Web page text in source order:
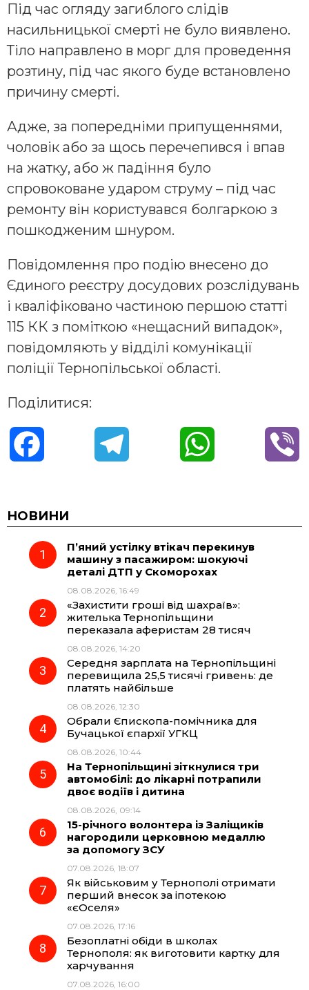
Під час огляду загиблого слідів
насильницької смерті не було виявлено.
Тіло направлено в морг для проведення
розтину, під час якого буде встановлено
причину смерті.
Адже, за попередніми припущеннями,
чоловік або за щось перечепився і впав
на жатку, або ж падіння було
спровоковане ударом струму – під час
ремонту він користувався болгаркою з
пошкодженим шнуром.
Повідомлення про подію внесено до
Єдиного реєстру досудових розслідувань
і кваліфіковано частиною першою статті
115 КК з поміткою «нещасний випадок»,
повідомляють у відділі комунікації
поліції Тернопільської області.
Поділитися:
c
e
o
k
e
r
a
m
t
НОВИНИ
П’яний устілку втікач перекинув
машину з пасажиром: шокуючі
деталі ДТП у Скоморохах
08.08.2026, 16:49
«Захистити гроші від шахраїв»:
жителька Тернопільщини
переказала аферистам 28 тисяч
08.08.2026, 14:20
Середня зарплата на Тернопільщині
перевищила 25,5 тисячі гривень: де
платять найбільше
08.08.2026, 12:30
Обрали Єпископа-помічника для
Бучацької єпархії УГКЦ
08.08.2026, 10:44
На Тернопільщині зіткнулися три
автомобілі: до лікарні потрапили
двоє водіїв і дитина
08.08.2026, 09:14
15-річного волонтера із Заліщиків
нагородили церковною медаллю
за допомогу ЗСУ
07.08.2026, 18:07
Як військовим у Тернополі отримати
перший внесок за іпотекою
«єОселя»
07.08.2026, 17:16
Безоплатні обіди в школах
Тернополя: як виготовити картку для
харчування
07.08.2026, 16:00